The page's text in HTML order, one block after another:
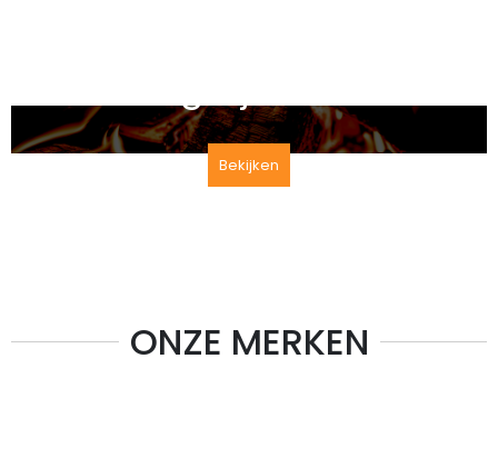
Bekijken
ONZE MERKEN